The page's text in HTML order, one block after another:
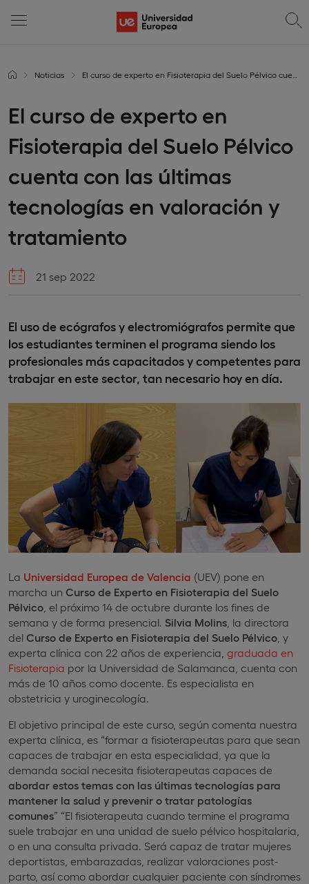
Noticias El curso de experto en Fisioterapia del Suelo Pélvico cuenta con las últimas tecnologías en valoración y tratamiento
El curso de experto en
Fisioterapia del Suelo Pélvico
cuenta con las últimas
tecnologías en valoración y
tratamiento
21 sep 2022
El uso de ecógrafos y electromiógrafos permite que
los estudiantes terminen el programa siendo los
profesionales más capacitados y competentes para
trabajar en este sector, tan necesario hoy en día.
La Universidad Europea de Valencia (UEV) pone en
marcha un Curso de Experto en Fisioterapia del Suelo
Pélvico , el próximo 14 de octubre durante los fines de
semana y de forma presencial. Silvia Molins , la directora
del Curso de Experto en Fisioterapia del Suelo Pélvico , y
experta clínica con 22 años de experiencia, graduada en
Fisioterapia por la Universidad de Salamanca, cuenta con
más de 10 años como docente. Es especialista en
obstetricia y uroginecología.
El objetivo principal de este curso, según comenta nuestra
experta clínica, es “formar a fisioterapeutas para que sean
capaces de trabajar en esta especialidad, ya que la
demanda social necesita fisioterapeutas capaces de
abordar estos temas con las últimas tecnologías para
mantener la salud y prevenir o tratar patologías
comunes” “El fisioterapeuta cuando termine el programa
suele trabajar en una unidad de suelo pélvico hospitalaria,
o en una consulta privada. Será capaz de tratar mujeres
deportistas, embarazadas, realizar valoraciones post-
parto, así como abordar cualquier paciente con síndromes